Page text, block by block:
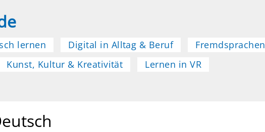
lernen Digital in Alltag & Beruf
Fremdsprachen
Kunst, Kultur & Kreativität Lernen in VR